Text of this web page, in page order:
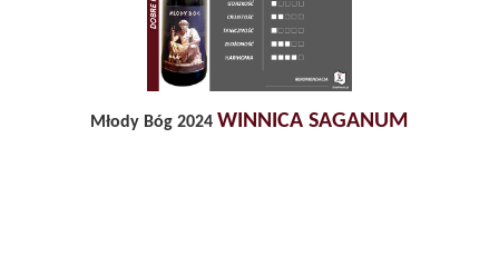
Młody Bóg 2024 WINNICA SAGANUM